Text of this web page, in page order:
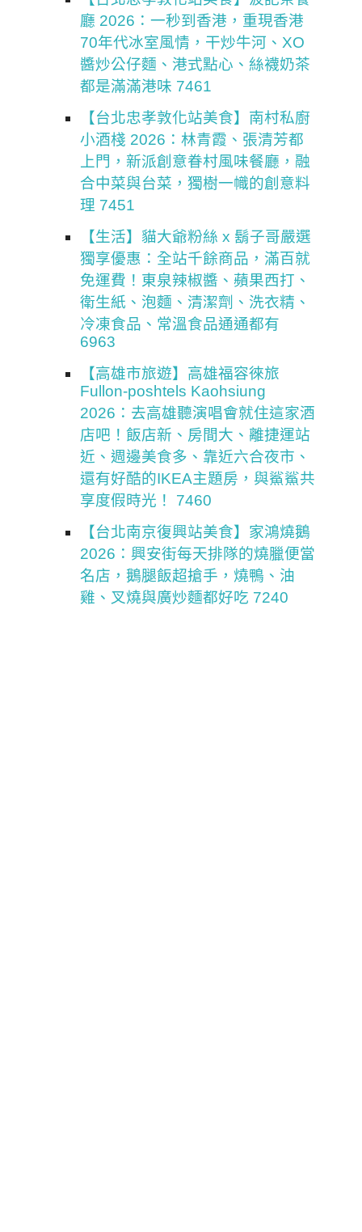
廳 2026：一秒到香港，重現香港
70年代冰室風情，干炒牛河、XO
醬炒公仔麵、港式點心、絲襪奶茶
都是滿滿港味 7461
【台北忠孝敦化站美食】南村私廚
小酒棧 2026：林青霞、張清芳都
上門，新派創意眷村風味餐廳，融
合中菜與台菜，獨樹一幟的創意料
理 7451
【生活】貓大爺粉絲 x 鬍子哥嚴選
獨享優惠：全站千餘商品，滿百就
免運費！東泉辣椒醬、蘋果西打、
衛生紙、泡麵、清潔劑、洗衣精、
冷凍食品、常溫食品通通都有
6963
【高雄市旅遊】高雄福容徠旅
Fullon-poshtels Kaohsiung
2026：去高雄聽演唱會就住這家酒
店吧！飯店新、房間大、離捷運站
近、週邊美食多、靠近六合夜市、
還有好酷的IKEA主題房，與鯊鯊共
享度假時光！ 7460
【台北南京復興站美食】家鴻燒鵝
2026：興安街每天排隊的燒臘便當
名店，鵝腿飯超搶手，燒鴨、油
雞、叉燒與廣炒麵都好吃 7240